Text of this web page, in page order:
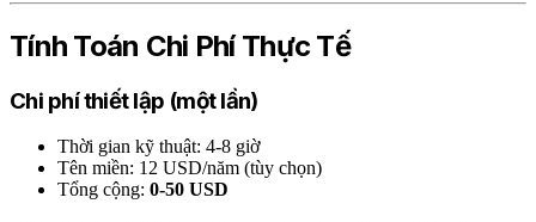
Tính Toán Chi Phí Thực Tế
Chi phí thiết lập (một lần)
Thời gian kỹ thuật: 4-8 giờ
Tên miền: 12 USD/năm (tùy chọn)
Tổng cộng: 0-50 USD